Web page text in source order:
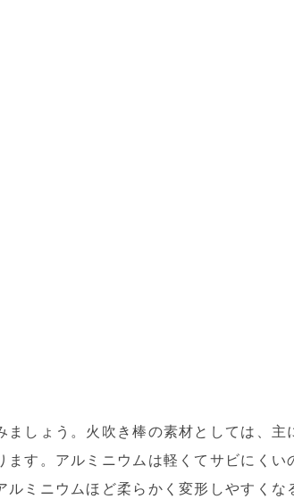
しょう。火吹き棒の素材としては、主
す。アルミニウムは軽くてサビにくい
ミニウムほど柔らかく変形しやすくな